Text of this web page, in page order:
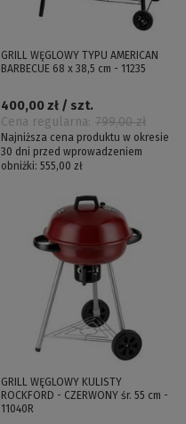
GRILL WĘGLOWY TYPU AMERICAN
BARBECUE 68 x 38,5 cm - 11235
Cena regularna: 799,00 zł
400,00 zł / szt.
Najniższa cena produktu w okresie
30 dni przed wprowadzeniem
obniżki: 555,00 zł
GRILL WĘGLOWY KULISTY
ROCKFORD - CZERWONY śr. 55 cm -
11040R